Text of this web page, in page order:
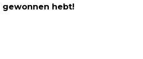
hebt!